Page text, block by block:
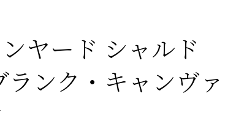
ヤード シャルド
ンク・キャンヴァ